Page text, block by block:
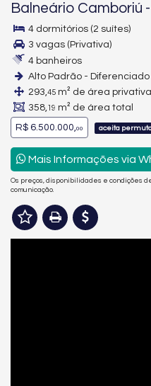
Balneário Camboriú -
4 dormitórios (2 suítes)
3 vagas (Privativa)
4 banheiros
Alto Padrão -
293,45 m² de área privativa
358,19 m² de área total
R$ 6.500.000,00 aceita
Mais Informações via
Os preços, disponibilidades e condições
comunicação.